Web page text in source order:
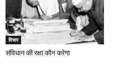
विचार
संविधान की रक्षा कौन करेगा